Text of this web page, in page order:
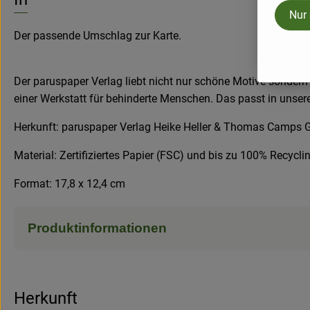
Der passende Umschlag zur Karte.
Der paruspaper Verlag liebt nicht nur schöne Motive
einer Werkstatt für behinderte Menschen. Das passt in
Herkunft: paruspaper Verlag Heike Heller & Thomas Camps
Material: Zertifiziertes Papier (FSC) und bis zu 100%
Format: 17,8 x 12,4 cm
Produktinformationen
Herkunft
Nur